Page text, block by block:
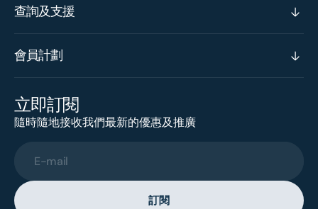
查詢及支援
會員計劃
立即訂閱
隨時隨地接收我們最新的優惠及推廣
E-mail
訂閱